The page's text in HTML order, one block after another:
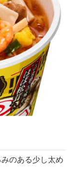
のある少し太め